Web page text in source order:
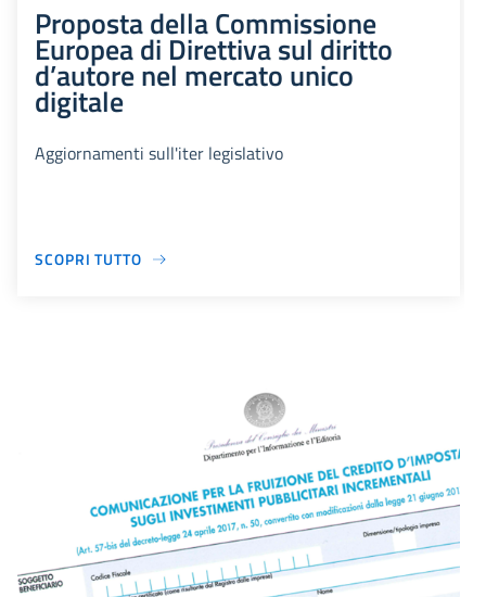
Proposta della Commissione
Europea di Direttiva sul diritto
d’autore nel mercato unico
digitale
Aggiornamenti sull'iter legislativo
SCOPRI TUTTO